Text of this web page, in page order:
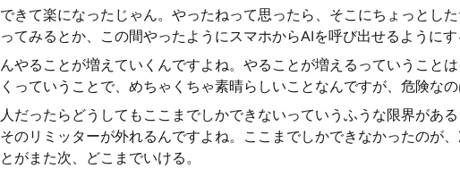
きて楽になったじゃん。やったねって思ったら、そこにちょっとし
てみるとか、この間やったようにスマホからAIを呼び出せるようにす
やることが増えていくんですよね。やることが増えるっていうこと
っていうことで、めちゃくちゃ素晴らしいことなんですが、危険なの
だったらどうしてもここまでしかできないっていうふうな限界があ
のリミッターが外れるんですよね。ここまでしかできなかったのが
がまた次、どこまでいける。